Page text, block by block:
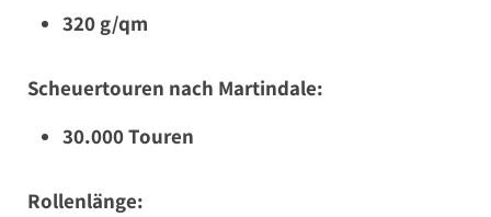
320 g/qm
Scheuertouren nach Martindale:
30.000 Touren
Rollenlänge: